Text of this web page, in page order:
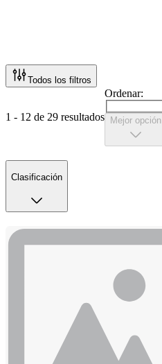
Todos los filtros
1 - 12 de 29 resultados
Ordenar:
Mejor opción
Clasificación